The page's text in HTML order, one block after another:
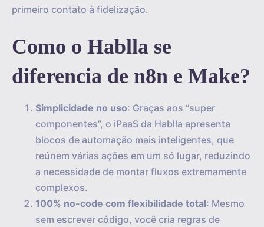
primeiro contato à fidelização.
Como o Hablla se
diferencia de n8n e Make?
Simplicidade no uso: Graças aos “super
componentes”, o iPaaS da Hablla apresenta
blocos de automação mais inteligentes, que
reúnem várias ações em um só lugar, reduzindo
a necessidade de montar fluxos extremamente
complexos.
100% no-code com flexibilidade total: Mesmo
sem escrever código, você cria regras de